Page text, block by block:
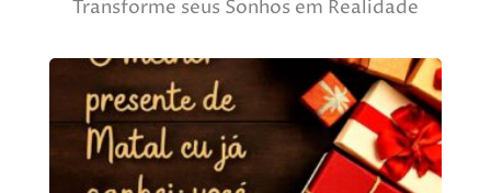
Transforme seus Sonhos em Realidade